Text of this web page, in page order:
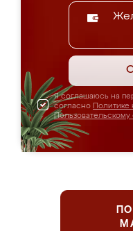
Я соглашаюсь на
согласно Политике